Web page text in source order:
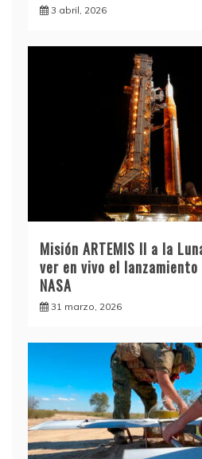
3 abril, 2026
Misión ARTEMIS II a la
ver en vivo el
NASA
31 marzo, 2026